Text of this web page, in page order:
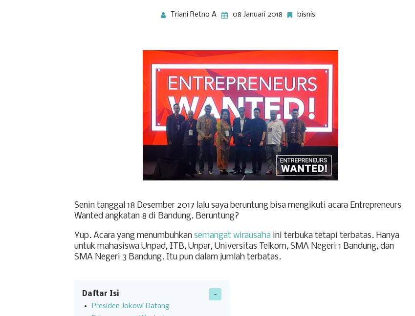
Triani Retno A 08 Januari 2018 bisnis
Senin tanggal 18 Desember 2017 lalu saya beruntung bisa mengikuti acara Entrepreneurs
Wanted angkatan 8 di Bandung. Beruntung?
Yup. Acara yang menumbuhkan semangat wirausaha ini terbuka tetapi terbatas. Hanya
untuk mahasiswa Unpad, ITB, Unpar, Universitas Telkom, SMA Negeri 1 Bandung, dan
SMA Negeri 3 Bandung. Itu pun dalam jumlah terbatas.
Daftar Isi
Presiden Jokowi Datang